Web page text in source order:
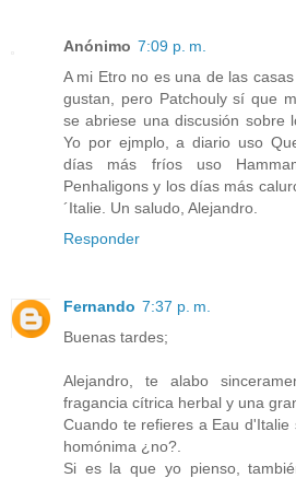
Anónimo 7:09 p. m.
A mi Etro no es una de las
gustan, pero Patchouly sí que
se abriese una discusión sobre
Yo por ejmplo, a diario uso
días más fríos uso
Penhaligons y los días más
´Italie. Un saludo, Alejandro.
Responder
Fernando 7:37 p. m.
Buenas tardes;
Alejandro, te alabo
fragancia cítrica herbal y una
Cuando te refieres a Eau
homónima ¿no?.
Si es la que yo pienso,